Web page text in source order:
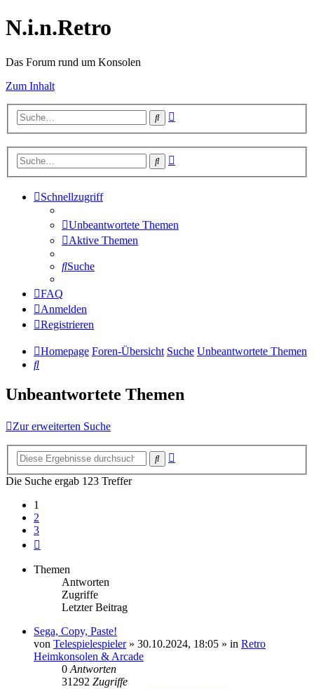
N.i.n.Retro
Das Forum rund um Konsolen
Zum Inhalt
Suche
Suche
Schnellzugriff
Unbeantwortete Themen
Aktive Themen
Suche
FAQ
Anmelden
Registrieren
Homepage Foren-Übersicht Suche Unbeantwortete Themen
Suche
Unbeantwortete Themen
Zur erweiterten Suche
Suche
Die Suche ergab 123 Treffer
1
2
3
Themen
Antworten
Zugriffe
Letzter Beitrag
Sega, Copy, Paste!
von Telespielespieler» 30.10.2024, 18:05 » in Retro
Heimkonsolen & Arcade
0Antworten
31292 Zugriffe